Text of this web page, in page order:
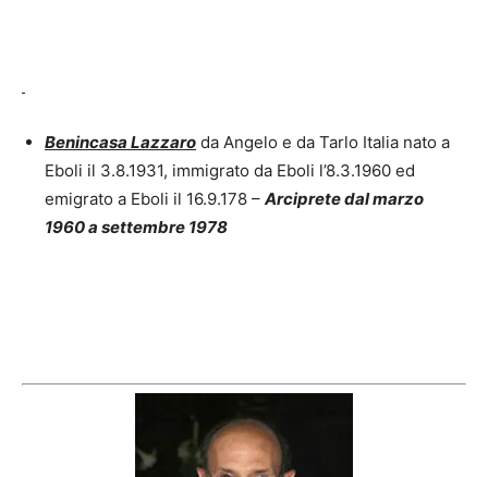
Benincasa Lazzaro da Angelo e da Tarlo Italia nato a
Eboli il 3.8.1931, immigrato da Eboli l’8.3.1960 ed
emigrato a Eboli il 16.9.178 – Arciprete dal marzo
1960 a settembre 1978